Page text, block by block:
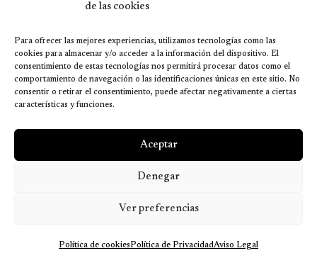
de las cookies
Para ofrecer las mejores experiencias, utilizamos tecnologías como las
cookies para almacenar y/o acceder a la información del dispositivo. El
consentimiento de estas tecnologías nos permitirá procesar datos como el
comportamiento de navegación o las identificaciones únicas en este sitio. No
consentir o retirar el consentimiento, puede afectar negativamente a ciertas
características y funciones.
Aceptar
Denegar
Ver preferencias
Política de cookiesPolítica de PrivacidadAviso Legal